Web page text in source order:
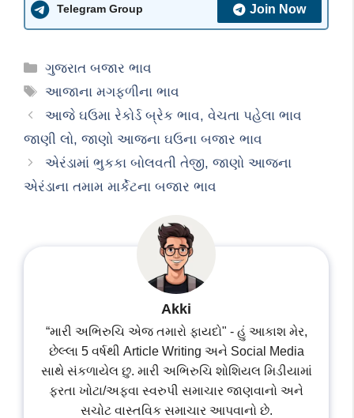
Telegram Group Join Now
Categories
ગુજરાત બજાર ભાવ
Tags
આજાના મગફળીના ભાવ
આજે ઘઉમા રેકોર્ડ બ્રેક ભાવ, વેચતા પહેલા ભાવ
જાણી લો, જાણો આજના ઘઉના બજાર ભાવ
એરંડામાં ભુકકા બોલવતી તેજી, જાણો આજના
એરંડાના તમામ માર્કેટના બજાર ભાવ
Akki
“મારી અભિરુચિ એજ તમારો ફાયદો" - હું આકાશ મેર,
છેલ્લા 5 વર્ષથી Article Writing અને Social Media
સાથે સંકળાયેલ છુ. મારી અભિરુચિ શોશિયલ મિડીયામાં
ફરતા ખોટા/અફવા સ્વરુપી સમાચાર જાણવાનો અને
સચોટ વાસ્તવિક સમાચાર આપવાનો છે.